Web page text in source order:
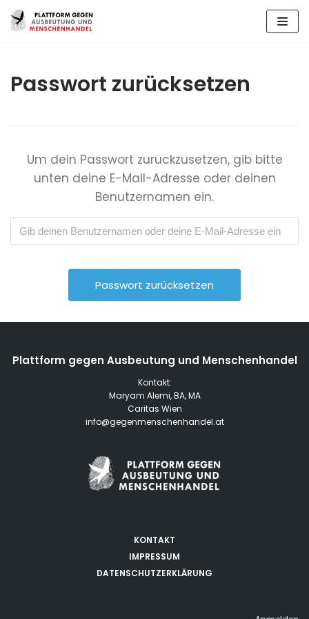
Zum
Inhalt
Passwort zurücksetzen
Um dein Passwort zurückzusetzen, gib bitte
unten deine E-Mail-Adresse oder deinen
Benutzernamen ein.
Plattform gegen Ausbeutung und Menschenhandel
Kontakt:
Maryam Alemi, BA, MA
Caritas Wien
info@gegenmenschenhandel.at
KONTAKT
IMPRESSUM
DATENSCHUTZERKLÄRUNG